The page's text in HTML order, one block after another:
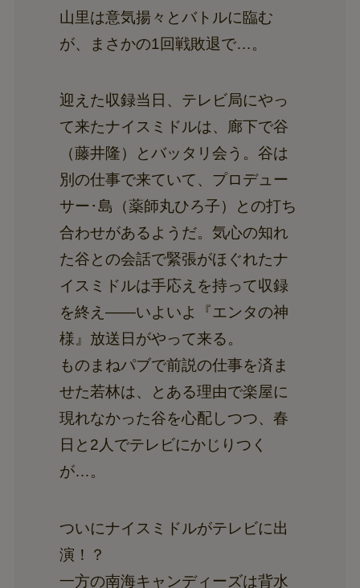
山里は意気揚々とバトルに臨む
が、まさかの1回戦敗退で…。
迎えた収録当日、テレビ局にやっ
て来たナイスミドルは、廊下で谷
（藤井隆）とバッタリ会う。谷は
別の仕事で来ていて、プロデュー
サー･島（薬師丸ひろ子）との打ち
合わせがあるようだ。気心の知れ
た谷との会話で緊張がほぐれたナ
イスミドルは手応えを持って収録
を終え――いよいよ『エンタの神
様』放送日がやって来る。
ものまねパブで前説の仕事を済ま
せた若林は、とある理由で楽屋に
現れなかった谷を心配しつつ、春
日と2人でテレビにかじりつく
が…。
ついにナイスミドルがテレビに出
演！？
一方の南海キャンディーズは背水